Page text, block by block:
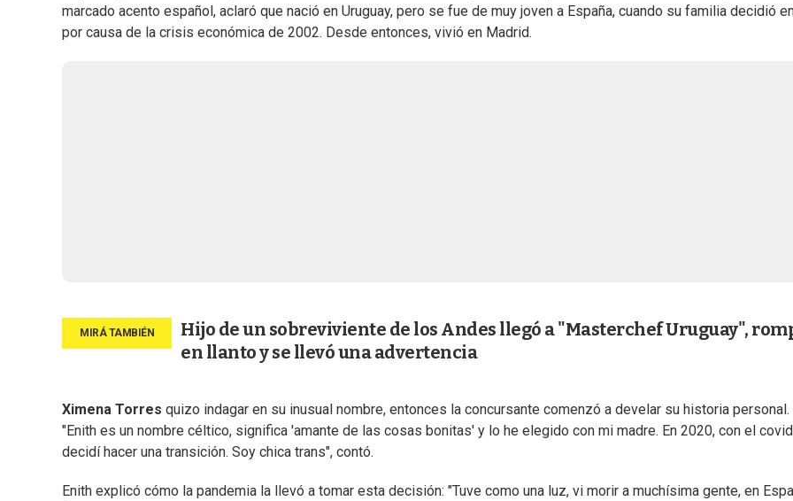
marcado acento español, aclaró que nació en Uruguay, pero se fue de muy joven a España, cuando su familia decidió
por causa de la crisis económica de 2002. Desde entonces, vivió en Madrid.
Hijo de un sobreviviente de los Andes llegó a "Masterchef Uruguay",
en llanto y se llevó una advertencia
Ximena Torres quizo indagar en su inusual nombre, entonces la concursante comenzó a develar su historia personal.
"Enith es un nombre céltico, significa 'amante de las cosas bonitas' y lo he elegido con mi madre. En 2020, con el
decidí hacer una transición. Soy chica trans", contó.
Enith explicó cómo la pandemia la llevó a tomar esta decisión: "Tuve como una luz, vi morir a muchísima gente, en